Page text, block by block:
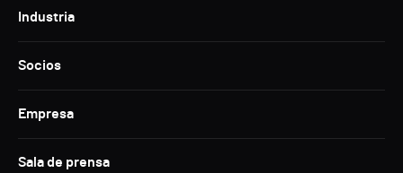
Industria
Socios
Empresa
Sala de prensa